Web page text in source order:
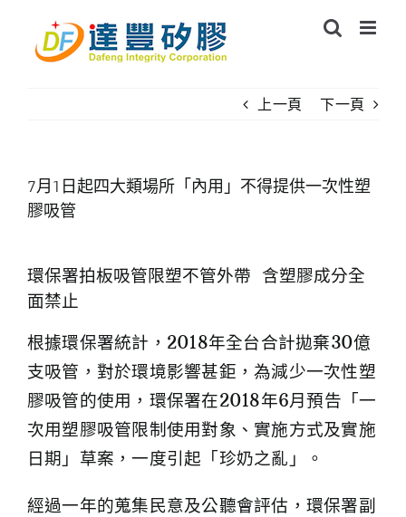
content
上一頁 下一頁
7月1日起四大類場所「內用」不得提供一次性塑
膠吸管
環保署拍板吸管限塑不管外帶 含塑膠成分全
面禁止
根據環保署統計，2018年全台合計拋棄30億
支吸管，對於環境影響甚鉅，為減少一次性塑
膠吸管的使用，環保署在2018年6月預告 「一
次用塑膠吸管限制使用對象、實施方式及實施
日期」草案，一度引起「珍奶之亂」。
經過一年的蒐集民意及公聽會評估，環保署副